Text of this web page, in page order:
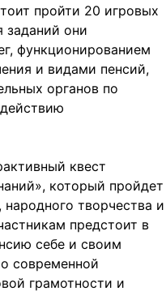
пройти 20 игровых
заданий они
функционированием
и видами пенсий,
органов по
квест
который пройдет
творчества и
предстоит в
себе и своим
современной
грамотности и